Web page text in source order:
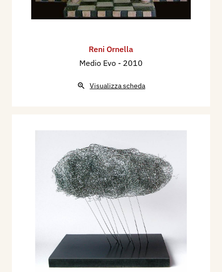
Reni Ornella
Medio Evo - 2010
Visualizza scheda